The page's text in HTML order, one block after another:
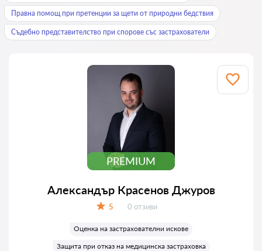
Правна помощ при претенции за щети от природни бедствия
Съдебно представителство при спорове със застрахователи
PREMIUM
Александър Красенов Джуров
5 Отзиви:
0 отзиви
Оценка на застрахователни искове
Защита при отказ на медицинска застраховка